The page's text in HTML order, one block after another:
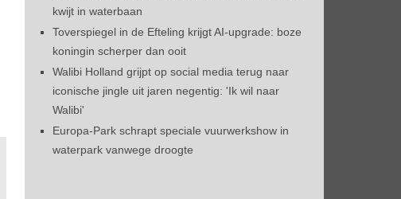
kwijt in waterbaan
Toverspiegel in de Efteling krijgt AI-upgrade: boze
koningin scherper dan ooit
Walibi Holland grijpt op social media terug naar
iconische jingle uit jaren negentig: 'Ik wil naar
Walibi'
Europa-Park schrapt speciale vuurwerkshow in
waterpark vanwege droogte